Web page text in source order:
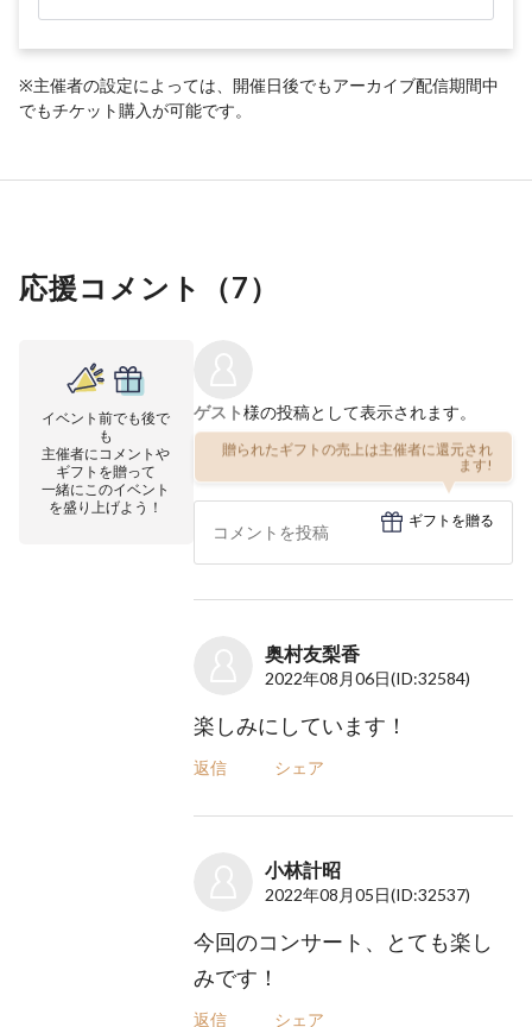
※主催者の設定によっては、開催日後でもアーカイブ配信期間中
でもチケット購入が可能です。
応援コメント（7）
イベント前でも後で
も
主催者にコメントや
ギフトを贈って
一緒にこのイベント
を盛り上げよう！
ゲスト様の投稿として表示されます。
贈られたギフトの売上は主催者に還元され
ます!
ギフトを贈る
奥村友梨香
2022年08月06日(ID:32584)
楽しみにしています！
返信 シェア
小林計昭
2022年08月05日(ID:32537)
今回のコンサート、とても楽し
みです！
返信 シェア